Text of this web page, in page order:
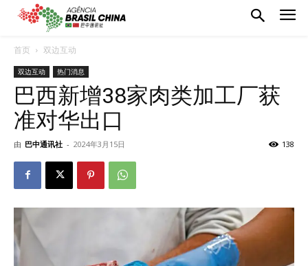
首页 双边互动
双边互动 热门消息
巴西新增38家肉类加工厂获
准对华出口
由 巴中通讯社 - 2024年3月15日 138